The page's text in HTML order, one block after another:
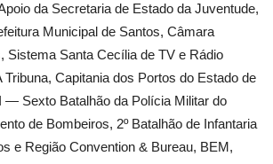
da Secretaria de Estado da Juventude,
Municipal de Santos, Câmara
Sistema Santa Cecília de TV e Rádio
Tribuna, Capitania dos Portos do Estado de
— Sexto Batalhão da Polícia Militar do
de Bombeiros, 2º Batalhão de Infantaria
e Região Convention & Bureau, BEM,